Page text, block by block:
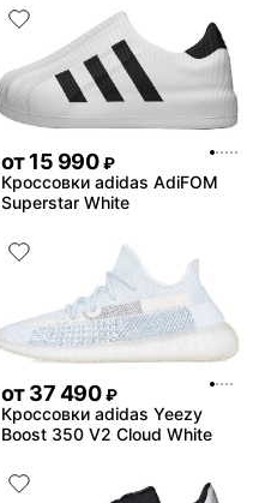
от15 990 ₽
Кроссовки adidas AdiFOM
Superstar White
от37 490 ₽
Кроссовки adidas Yeezy
Boost 350 V2 Cloud White